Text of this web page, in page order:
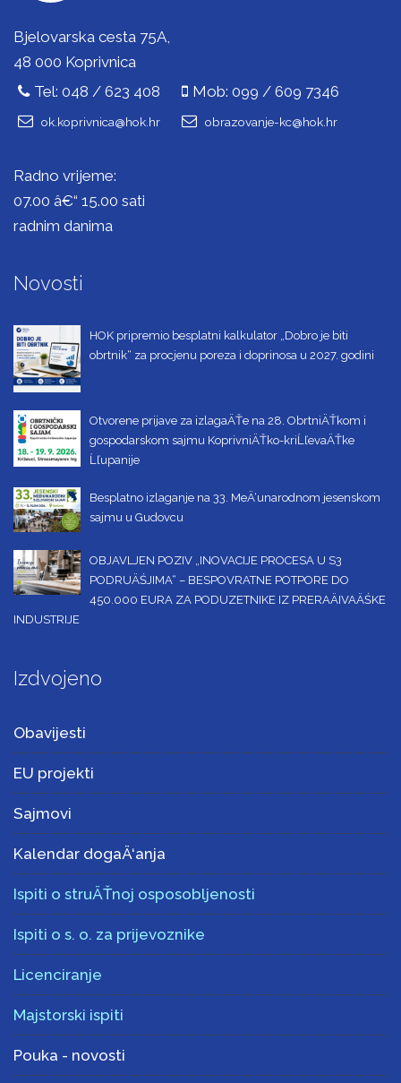
Bjelovarska cesta 75A,
48 000 Koprivnica
Tel: 048 / 623 408
Mob: 099 / 609 7346
ok.koprivnica@hok.hr obrazovanje-kc@hok.hr
Radno vrijeme:
07.00 â€“ 15.00 sati
radnim danima
Novosti
HOK pripremio besplatni kalkulator „Dobro je biti
obrtnik“ za procjenu poreza i doprinosa u 2027. godini
Otvorene prijave za izlagaÄŤe na 28. ObrtniÄŤkom i
gospodarskom sajmu KoprivniÄŤko-kriĹľevaÄŤke
Ĺľupanije
Besplatno izlaganje na 33. MeÄ‘unarodnom jesenskom
sajmu u Gudovcu
OBJAVLJEN POZIV „INOVACIJE PROCESA U S3
PODRUÄŚJIMA“ – BESPOVRATNE POTPORE DO
450.000 EURA ZA PODUZETNIKE IZ PRERAÄIVAÄŚKE
INDUSTRIJE
Izdvojeno
Obavijesti
EU projekti
Sajmovi
Kalendar dogaÄ‘anja
Ispiti o struÄŤnoj osposobljenosti
Ispiti o s. o. za prijevoznike
Licenciranje
Majstorski ispiti
Pouka - novosti